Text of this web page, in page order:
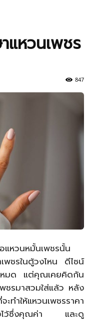
แหวนเพชร
847
แหวนหมั้นเพชรนั้น
พชรในตู้วงไหน ดีไซน์
หมด แต่คุณเคยคิดกัน
พชรมาสวมใส่แล้ว หลัง
ำให้แหวนเพชรราคา
ไว้ซึ่งคุณค่า และดู